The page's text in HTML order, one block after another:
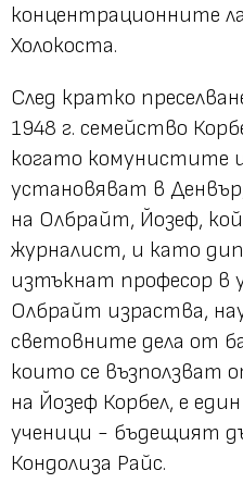
концентрационните
Холокоста.
След кратко
1948 г. семейство
когато комунистите
установяват в
на Олбрайт, Йозеф,
журналист, и като
изтъкнат професор в
Олбрайт израства,
световните дела от
които се възползват
на Йозеф Корбел, е
ученици - бъдещият
Кондолиза Райс.